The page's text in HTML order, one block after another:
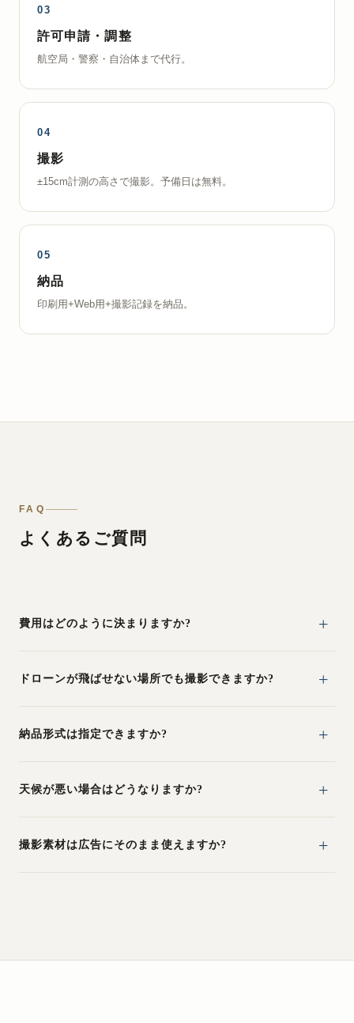
許可申請・調整
航空局・警察・自治体まで代行。
撮影
±15cm計測の高さで撮影。予備日は無料。
納品
印刷用+Web用+撮影記録を納品。
FAQ
よくあるご質問
費用はどのように決まりますか?
ドローンが飛ばせない場所でも撮影できますか?
納品形式は指定できますか?
天候が悪い場合はどうなりますか?
撮影素材は広告にそのまま使えますか?